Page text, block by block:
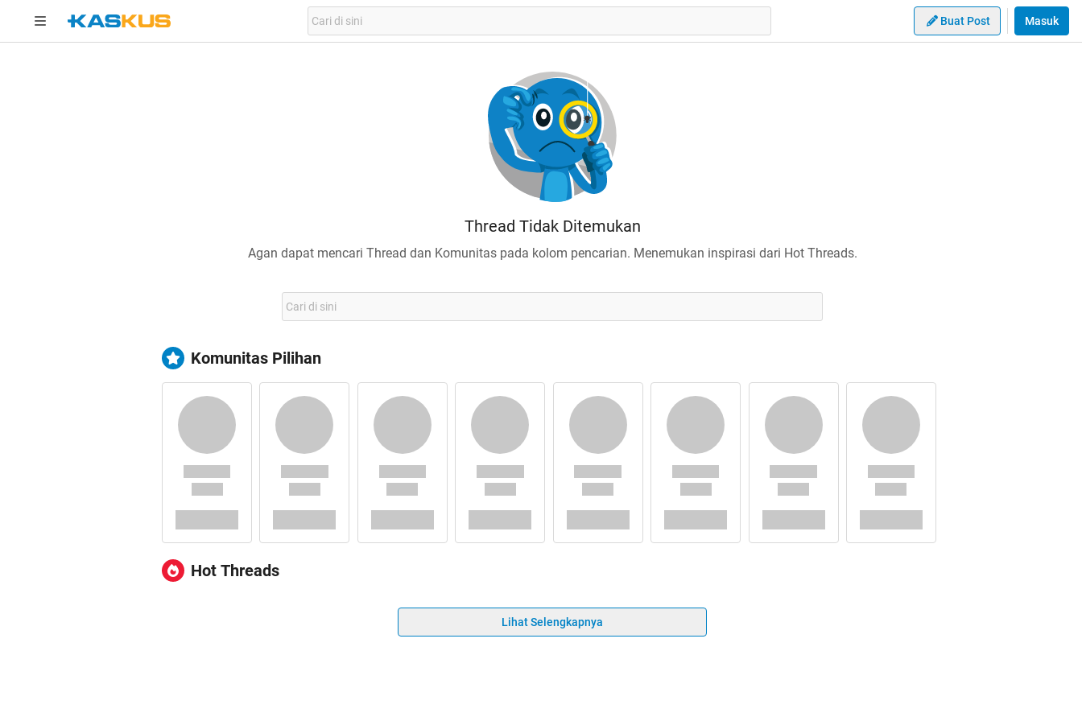
Buat Post Masuk
Thread Tidak Ditemukan
Agan dapat mencari Thread dan Komunitas pada kolom pencarian. Menemukan inspirasi dari Hot Threads.
Komunitas Pilihan
Hot Threads
Lihat Selengkapnya